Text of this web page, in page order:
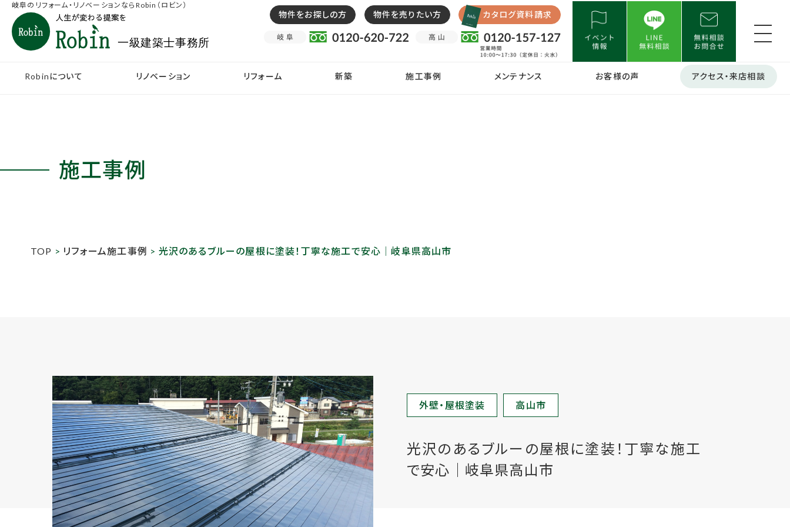
岐阜のリフォーム・リノベーションならRobin（ロビン）
物件をお探しの方 物件を売りたい方 カタログ資料請求
Robinについて リノベーション リフォーム 新築 施工事例 メンテナンス お客様の声 アクセス・来店相談
施工事例
TOP > リフォーム施工事例 > 光沢のあるブルーの屋根に塗装！丁寧な施工で安心│岐阜県高山市
外壁・屋根塗装 高山市
光沢のあるブルーの屋根に塗装！丁寧な施工
で安心│岐阜県高山市